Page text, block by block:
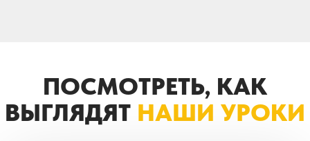
Оставить заявку
срок действия абонемента
начинается в день оплаты
*
30 мин. 60 мин.